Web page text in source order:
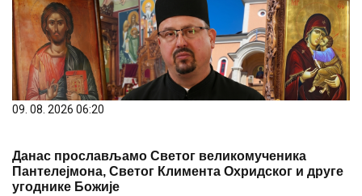
09. 08. 2026 06:20
Данас прослављамо Светог великомученика
Пантелејмона, Светог Климента Охридског и друге
угоднике Божије